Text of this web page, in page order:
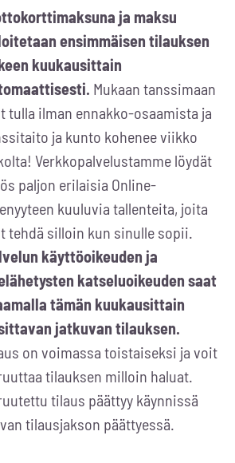
ja maksu
ensimmäisen tilauksen
kuukausittain
Mukaan tanssimaan
tulla ilman ennakko-osaamista ja
ja kunto kohenee viikko
Verkkopalvelustamme löydät
paljon erilaisia Online-
kuuluvia tallenteita, joita
tehdä silloin kun sinulle sopii.
käyttöoikeuden ja
katseluoikeuden saat
tämän kuukausittain
jatkuvan tilauksen.
on voimassa toistaiseksi ja voit
tilauksen milloin haluat.
tilaus päättyy käynnissä
tilausjakson päättyessä.